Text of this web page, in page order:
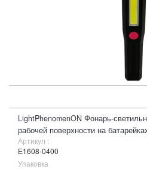
LightPhenomenON Фонарь-
рабочей поверхности на
Артикул :
Е1608-0400
Упаковка